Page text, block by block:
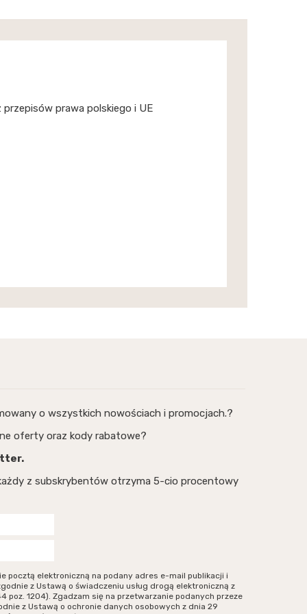
prawa polskiego i UE
o wszystkich nowościach i promocjach.?
oferty oraz kody rabatowe?
z subskrybentów otrzyma 5-cio procentowy
pocztą elektroniczną na podany adres e-mail publikacji i
z Ustawą o świadczeniu usług drogą elektroniczną z
poz. 1204). Zgadzam się na przetwarzanie podanych przeze
z Ustawą o ochronie danych osobowych z dnia 29